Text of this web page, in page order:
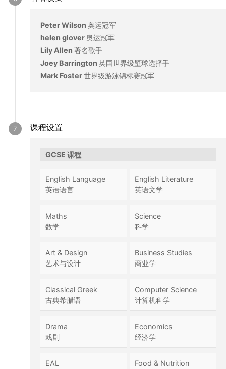
Peter Wilson奥运冠军
helen glover奥运冠军
Lily Allen著名歌手
Joey Barrington英国世界级壁球选择手
Mark Foster世界级游泳锦标赛冠军
课程设置
GCSE 课程
English Language
英语语言
English Literature
英语文学
Maths
数学
Science
科学
Art & Design
艺术与设计
Business Studies
商业学
Classical Greek
古典希腊语
Computer Science
计算机科学
Drama
戏剧
Economics
经济学
EAL
Food & Nutrition